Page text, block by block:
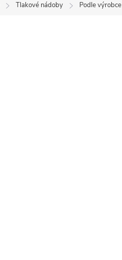
Tlakové nádoby Podle výrobce